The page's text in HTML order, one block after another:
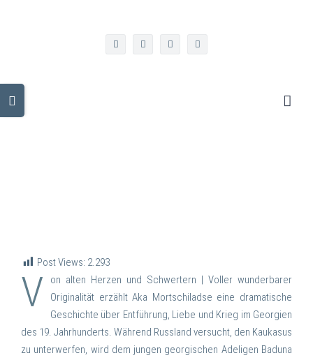
facebooktwitter instagramlinkedin
Post Views: 2.293
V
on alten Herzen und Schwertern | Voller wunderbarer
Originalität erzählt Aka Mortschiladse eine dramatische
Geschichte über Entführung, Liebe und Krieg im Georgien
des 19. Jahrhunderts. Während Russland versucht, den Kaukasus
zu unterwerfen, wird dem jungen georgischen Adeligen Baduna
Sliding